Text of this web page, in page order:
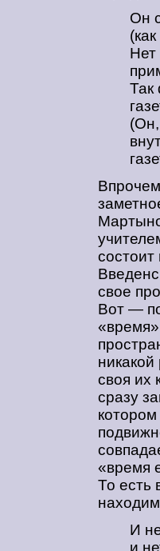
Он
Нет
Так
(Он,
состоит
свое
Вот —
своя их
сразу
«время
То есть
И
и